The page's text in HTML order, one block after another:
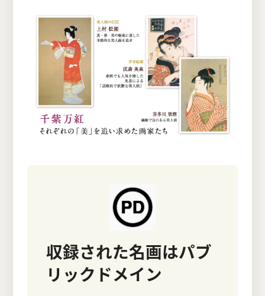
収録された名画はパブ
リックドメイン